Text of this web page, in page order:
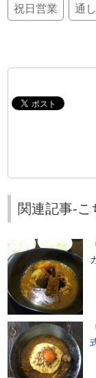
祝日営業 通
関連記事-